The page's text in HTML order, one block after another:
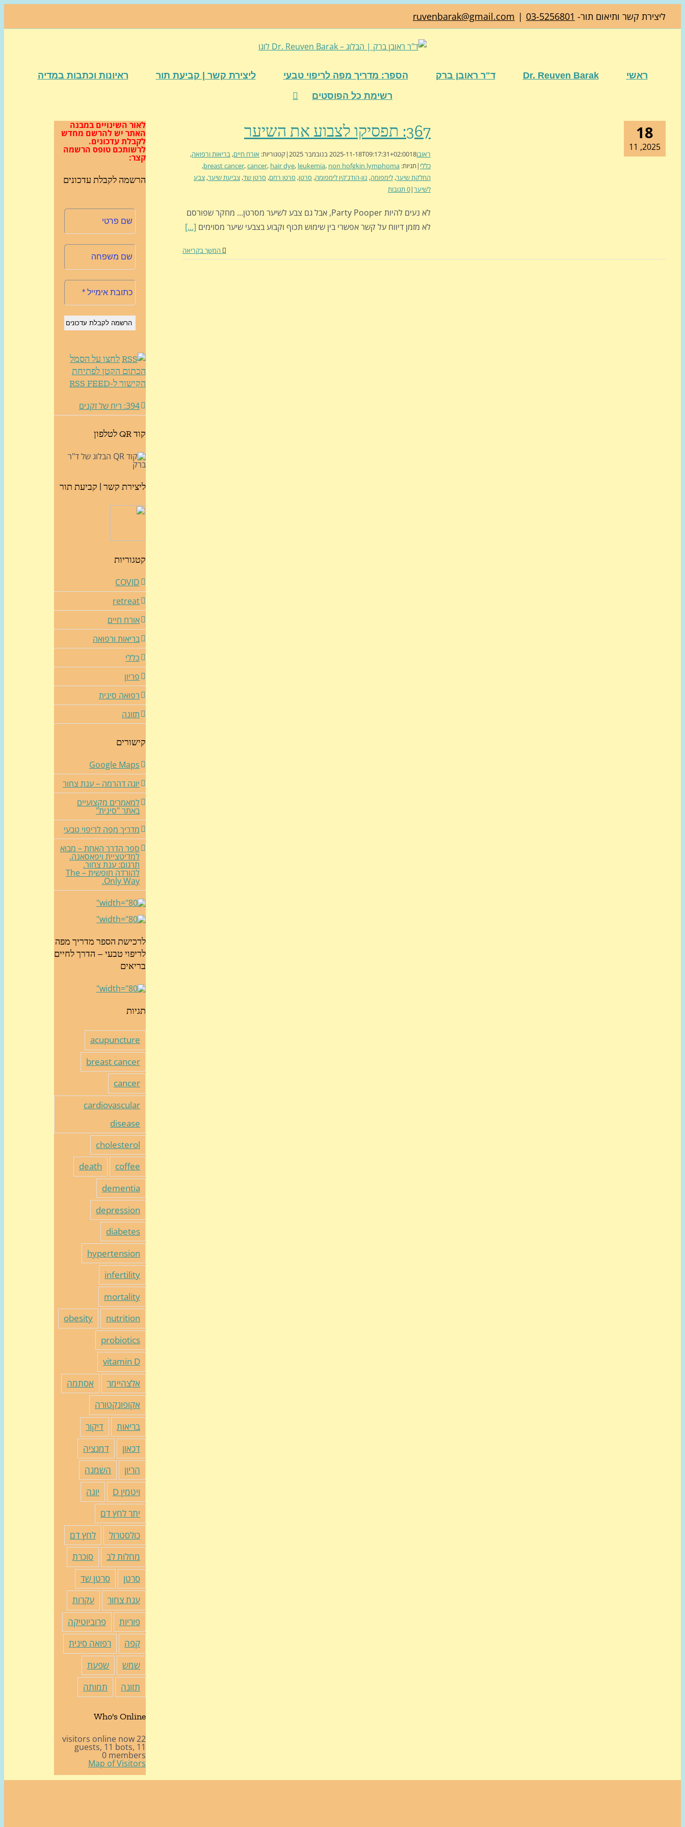
ליצירת קשר ותיאום תור- 03-5256801
|
ruvenbarak@gmail.com
ראשי Dr. Reuven Barak ד"ר ראובן ברק הספר: מדריך מפה לריפוי טבעי ליצירת קשר | קביעת תור
ראיונות וכתבות במדיה
רשימת כל הפוסטים
18
2025, 11
367: תפסיקו לצבוע את השיער
ראובן 2025-11-18T09:17:31+02:0018 בנובמבר 2025 |קטגוריות: אורח חיים, בריאות ורפואה,
כללי |תגיות: breast cancer,cancer, hair dye, leukemia, non hofgkin lymphoma
,
החלקת שיער, לימפומה, נון-הודג'קין לימפומה, סרטן, סרטן רחם, סרטן שד, צביעת שיער, צבע
לשיער|0 תגובות
לא נעים להיות Party Pooper, אבל גם צבע לשיער מסרטן... מחקר שפורסם
לא מזמן דיווח על קשר אפשרי בין שימוש תכוף וקבוע בצבעי שיער מסוימים [...]
המשך בקריאה
לאור השינויים במבנה
האתר יש להרשם מחדש
לקבלת עדכונים.
לרשותכם טופס הרשמה
קצר:
הרשמה לקבלת עדכונים
לחצו על הסמל
הכתום הקטן לפתיחת
הקישור ל-RSS FEED
394: ריח של זקנים
קוד QR לטלפון
ליצירת קשר | קביעת תור
קטגוריות
COVID
retreat
אורח חיים
בריאות ורפואה
כללי
פריון
רפואה סינית
תזונה
קישורים
Google Maps
יוגה דהרמה – ענת צחור
למאמרים מקצועיים
באתר "סינית"
מדריך מפה לריפוי טבעי
ספר הדרך האחת – מבוא
למדיטציית ויפאסאנה.
תרגום: ענת צחור.
להורדה חופשית – The
Only Way.
לרכישת הספר מדריך מפה
לריפוי טבעי – הדרך לחיים
בריאים
תגיות
acupuncture
breast cancer
cancer
cardiovascular
disease
cholesterol
coffee
death
dementia
depression
diabetes
hypertension
infertility
mortality
nutrition
obesity
probiotics
vitamin D
אלצהיימר
אסתמה
אקופונקטורה
בריאות
דיקור
דכאון
דמנציה
הריון
השמנה
ויטמין D
יוגה
יתר לחץ דם
כולסטרול
לחץ דם
מחלות לב
סוכרת
סרטן
סרטן שד
ענת צחור
עקרות
פוריות
פרוביוטיקה
קפה
רפואה סינית
שמש
שפעת
תזונה
תמותה
Who's Online
22 visitors online now
11 guests,
11 bots,
0 members
Map of Visitors